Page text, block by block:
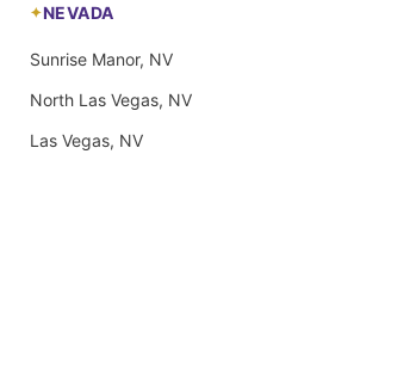
NEVADA
Sunrise Manor, NV
North Las Vegas, NV
Las Vegas, NV